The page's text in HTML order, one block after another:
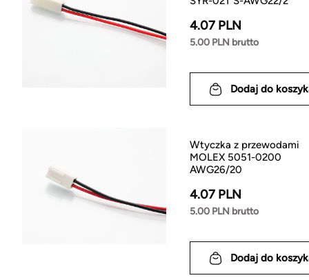
4.07 PLN
5.00 PLN brutto
Dodaj do
Wtyczka z przewodami
MOLEX 5051-0200
AWG26/20
4.07 PLN
5.00 PLN brutto
Dodaj do